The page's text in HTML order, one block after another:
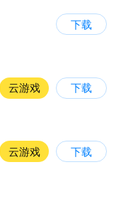
下载
云游戏 下载
云游戏 下载